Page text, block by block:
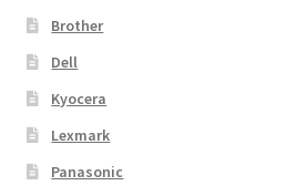
Brother
Dell
Kyocera
Lexmark
Panasonic